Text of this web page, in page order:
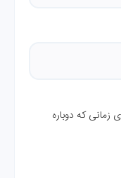
زمانی که دوباره